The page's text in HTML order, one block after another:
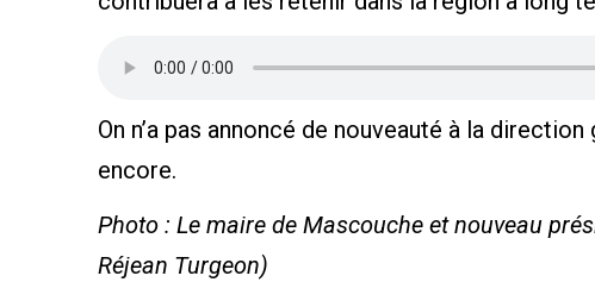
On n’a pas annoncé de nouveauté à la
encore.
Photo : Le maire de Mascouche et nouveau
Réjean Turgeon)